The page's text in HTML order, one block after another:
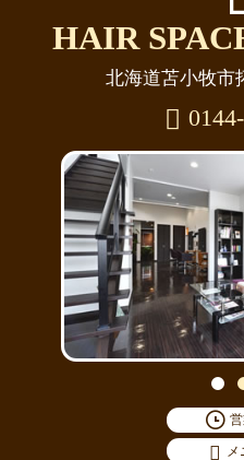
HAIR
北海道苫小牧市
メ